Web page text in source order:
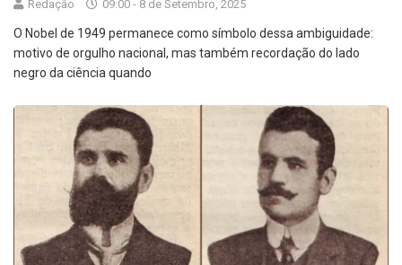
Redação 09:00 - 8 de Setembro, 2025
O Nobel de 1949 permanece como símbolo dessa ambiguidade:
motivo de orgulho nacional, mas também recordação do lado
negro da ciência quando